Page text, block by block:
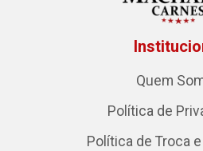
Quem
Política de
Política de Troca